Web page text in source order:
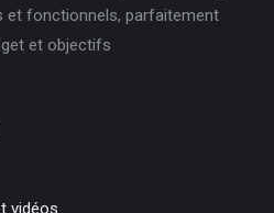
et fonctionnels, parfaitement
et objectifs
vidéos